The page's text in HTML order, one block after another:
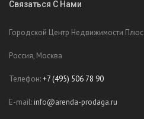
Связаться С Нами
Городской Центр Недвижимости Плюс
Россия, Москва
Телефон:+7 (495) 506 78 90
E-mail: info@arenda-prodaga.ru